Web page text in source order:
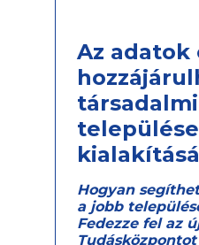
Az adatok
Hogyan
a jobb
Fedezze fel az